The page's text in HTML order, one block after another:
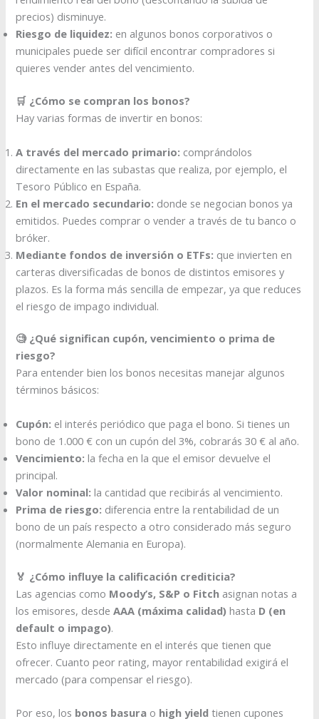
precios) disminuye.
Riesgo de liquidez: en algunos bonos corporativos o
municipales puede ser difícil encontrar compradores si
quieres vender antes del vencimiento.
🛒 ¿Cómo se compran los bonos?
Hay varias formas de invertir en bonos:
A través del mercado primario: comprándolos
directamente en las subastas que realiza, por ejemplo, el
Tesoro Público en España.
En el mercado secundario: donde se negocian bonos ya
emitidos. Puedes comprar o vender a través de tu banco o
bróker.
Mediante fondos de inversión o ETFs: que invierten en
carteras diversificadas de bonos de distintos emisores y
plazos. Es la forma más sencilla de empezar, ya que reduces
el riesgo de impago individual.
🧐 ¿Qué significan cupón, vencimiento o prima de
riesgo?
Para entender bien los bonos necesitas manejar algunos
términos básicos:
Cupón: el interés periódico que paga el bono. Si tienes un
bono de 1.000 € con un cupón del 3%, cobrarás 30 € al año.
Vencimiento: la fecha en la que el emisor devuelve el
principal.
Valor nominal: la cantidad que recibirás al vencimiento.
Prima de riesgo: diferencia entre la rentabilidad de un
bono de un país respecto a otro considerado más seguro
(normalmente Alemania en Europa).
🏅 ¿Cómo influye la calificación crediticia?
Las agencias como Moody’s, S&P o Fitch asignan notas a
los emisores, desdeAAA (máxima calidad) hasta D (en
default o impago).
Esto influye directamente en el interés que tienen que
ofrecer. Cuanto peor rating, mayor rentabilidad exigirá el
mercado (para compensar el riesgo).
Por eso, los bonos basura o high yield tienen cupones